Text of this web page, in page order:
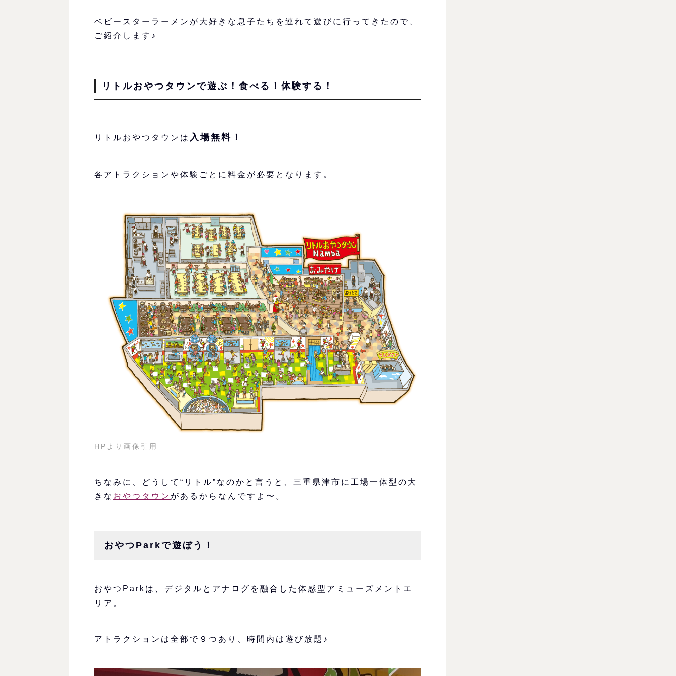
ベビースターラーメンが大好きな息子たちを連れて遊びに行ってきたので、
ご紹介します♪
リトルおやつタウンで遊ぶ！食べる！体験する！
リトルおやつタウンは 入場無料！
各アトラクションや体験ごとに料金が必要となります。
HPより画像引用
ちなみに、どうして“リトル”なのかと言うと、三重県津市に工場一体型の大
きな おやつタウン があるからなんですよ〜。
おやつParkで遊ぼう！
おやつParkは、デジタルとアナログを融合した体感型アミューズメントエ
リア。
アトラクションは全部で９つあり、時間内は遊び放題♪